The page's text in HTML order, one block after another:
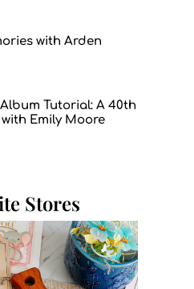
with Arden
Tutorial: A 40th
Emily Moore
Stores